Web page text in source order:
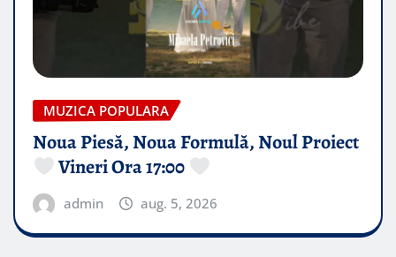
MUZICA POPULARA
Noua Piesă, Noua Formulă, Noul Proiect
Vineri Ora 17:00
admin aug. 5, 2026